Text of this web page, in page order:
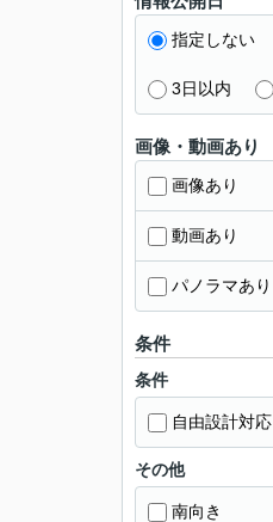
指定しない
3日以内
画像・動画あり
画像あり
動画あり
パノラマあり
条件
条件
自由設計対応
その他
南向き